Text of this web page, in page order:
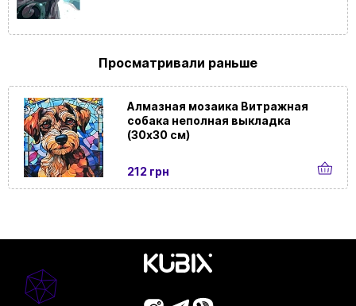
картины
Просматривали раньше
Алмазная мозаика Витражная
собака неполная выкладка
(30х30 см)
212 грн